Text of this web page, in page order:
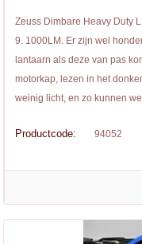
Zeuss Dimbare Heavy Duty
9. 1000LM. Er zijn wel
lantaarn als deze van pas
motorkap, lezen in het
weinig licht, en zo kunnen
Productcode: 94052